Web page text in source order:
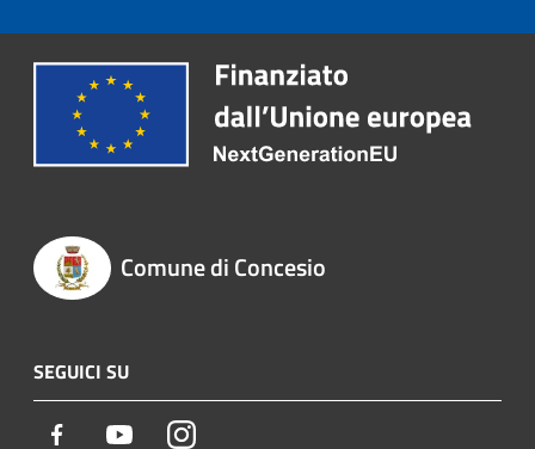
Comune di Concesio
SEGUICI SU
Facebook YoutubeInstagram